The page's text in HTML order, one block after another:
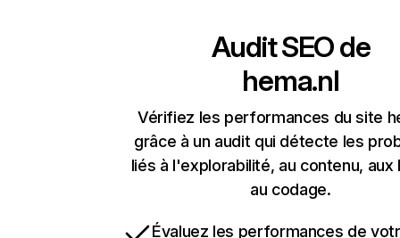
Audit SEO de
hema.nl
Vérifiez les performances du site
grâce à un audit qui détecte les
liés à l'explorabilité, au contenu, aux
au codage.
Évaluez les performances de